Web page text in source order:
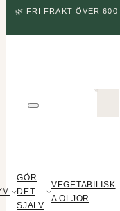
🌿 FRI FRAKT ÖVER
GÖR
DET
SJÄLV
VEGETABILISK
A OLJOR